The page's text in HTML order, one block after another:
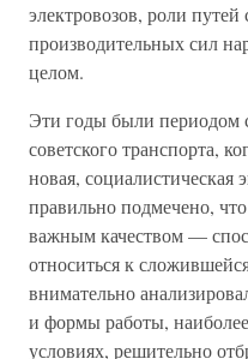
электровозов, роли
производительных сил
целом.
Эти годы были периодом
советского транспорта,
новая,
правильно подмечено,
важным качеством —
относиться к
внимательно
и формы работы,
условиях, решительно